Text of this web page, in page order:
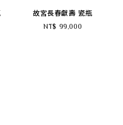
故宮長春獻壽 瓷瓶
NT$ 99,000